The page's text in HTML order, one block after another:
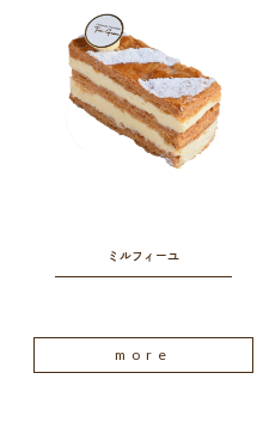
ミルフィーユ
more